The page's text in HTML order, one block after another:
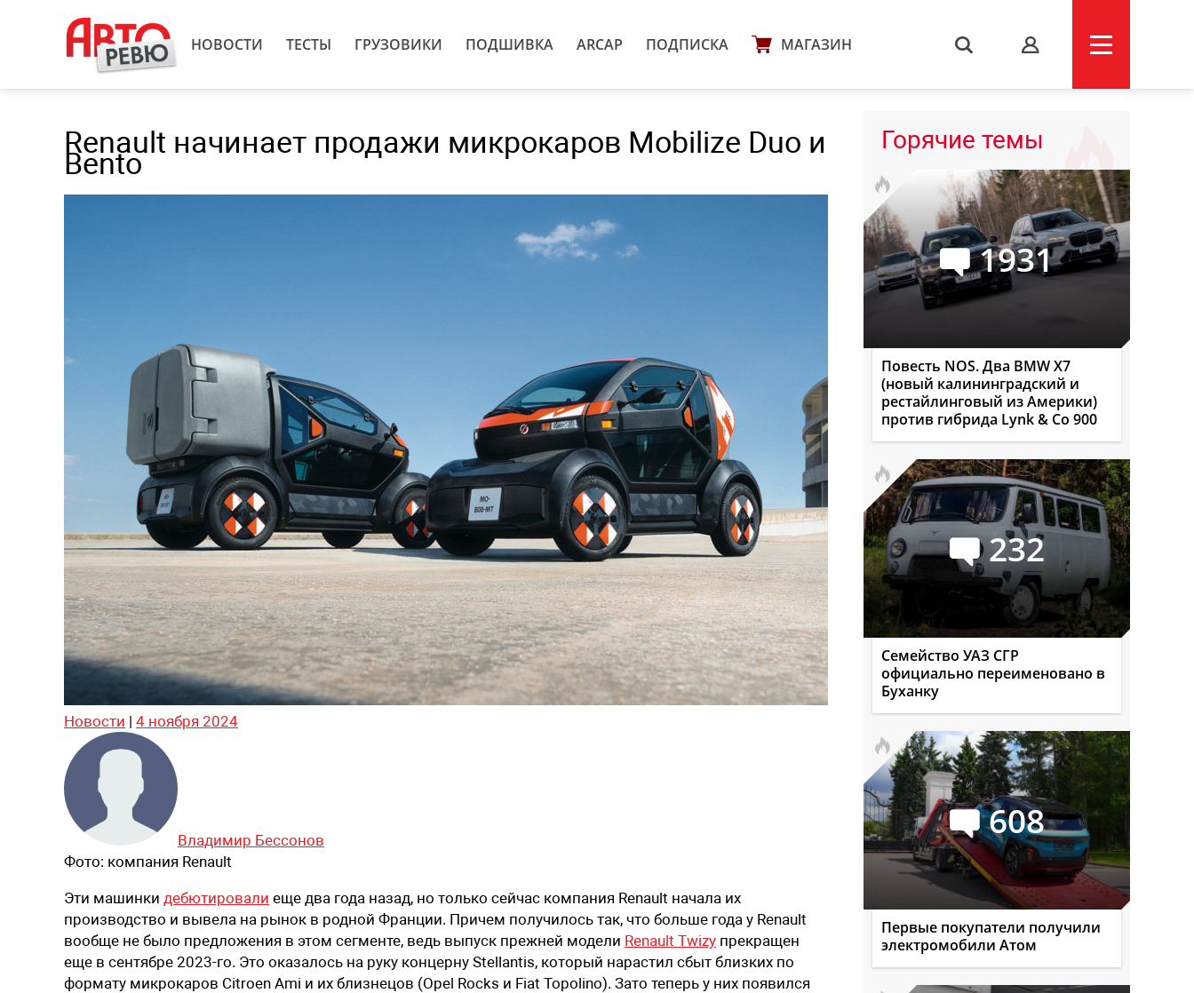
НОВОСТИ ТЕСТЫ ГРУЗОВИКИ ПОДШИВКА ARCAP ПОДПИСКА МАГАЗИН s
Renault начинает продажи микрокаров Mobilize Duo и
Bento
Новости | 4 ноября 2024
Владимир Бессонов
Фото: компания Renault
Эти машинки дебютировали еще два года назад, но только сейчас компания Renault начала их
производство и вывела на рынок в родной Франции. Причем получилось так, что больше года у Renault
вообще не было предложения в этом сегменте, ведь выпуск прежней модели Renault Twizy прекращен
еще в сентябре 2023-го. Это оказалось на руку концерну Stellantis, который нарастил сбыт близких по
формату микрокаров Citroen Ami и их близнецов (Opel Rocks и Fiat Topolino). Зато теперь у них появился
Горячие темы
1931
Повесть NOS. Два BMW X7
(новый калининградский и
рестайлинговый из Америки)
против гибрида Lynk & Co 900
232
Семейство УАЗ СГР
официально переименовано в
Буханку
608
Первые покупатели получили
электромобили Атом